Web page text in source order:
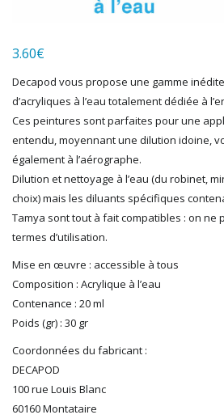
MAKETTE
MARLKIN
MKD
NOREV
NOVATEUR MODELES
PECO
PG mini
PIKO
PN SUD MODELISME
PREISER
R37
REDUTEX
REE
3.60€
Decapod vous propose une gamme
d’acryliques à l’eau totalement dédiée à
Ces peintures sont parfaites pour une
entendu, moyennant une dilution idoine,
également à l’aérographe.
Dilution et nettoyage à l’eau (du robinet,
choix) mais les diluants spécifiques
Tamya sont tout à fait compatibles : on ne
termes d’utilisation.
Mise en œuvre : accessible à tous
Composition : Acrylique à l’eau
Contenance : 20 ml
Poids (gr) : 30 gr
Coordonnées du fabricant :
DECAPOD
100 rue Louis Blanc
60160 Montataire